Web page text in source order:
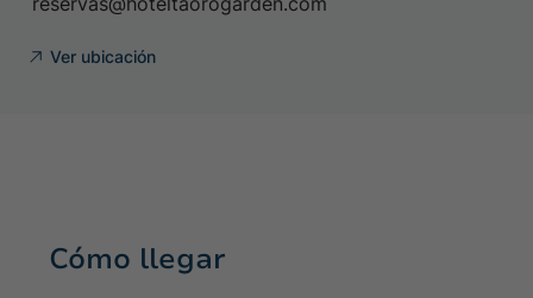
Ver ubicación
Cómo llegar